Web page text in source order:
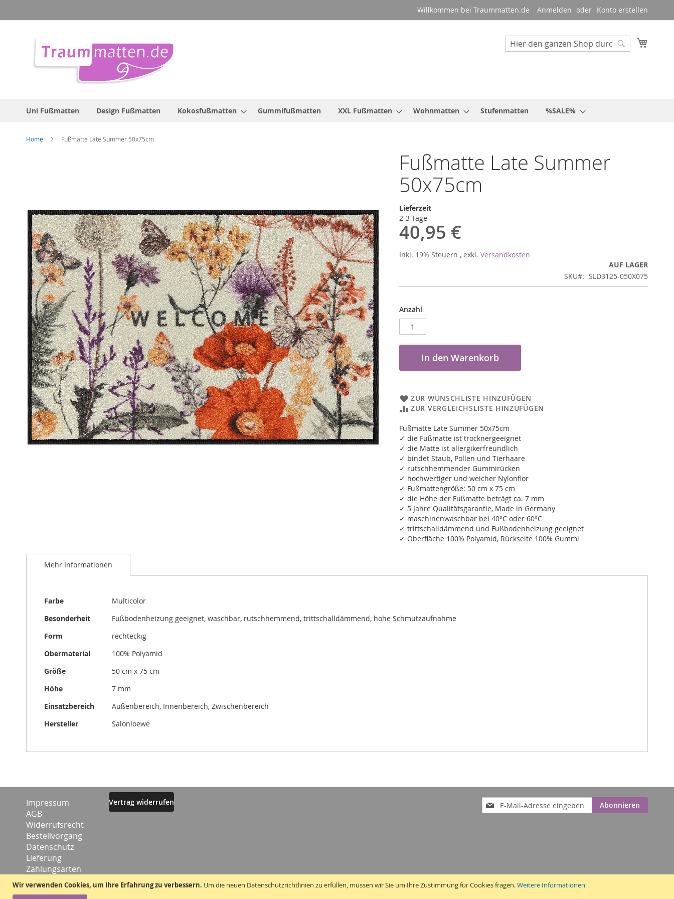
Wir verwenden Cookies, um Ihre Erfahrung zu verbessern. Um die neuen Datenschutzrichtlinien zu erfüllen, müssen wir Sie um Ihre Zustimmung für Cookies fragen.Weitere Informationen
zum
Willkommen bei Traummatten.de Anmelden Konto erstellen
Suche
Uni Fußmatten Design Fußmatten Kokosfußmatten Gummifußmatten XXL Fußmatten Wohnmatten Stufenmatten %SALE%
Home Fußmatte Late Summer 50x75cm
Fußmatte Late Summer
50x75cm
Lieferzeit
2-3 Tage
40,95 €
Inkl. 19% Steuern , exkl. Versandkosten
AUF LAGER
SKU
SLD3125-050X075
Anzahl
In den Warenkorb
ZUR WUNSCHLISTE HINZUFÜGEN
ZUR VERGLEICHSLISTE HINZUFÜGEN
Fußmatte Late Summer 50x75cm
✓ die Fußmatte ist trocknergeeignet
✓ die Matte ist allergikerfreundlich
✓ bindet Staub, Pollen und Tierhaare
✓ rutschhemmender Gummirücken
✓ hochwertiger und weicher Nylonflor
✓ Fußmattengröße: 50 cm x 75 cm
✓ die Höhe der Fußmatte beträgt ca. 7 mm
✓ 5 Jahre Qualitätsgarantie, Made in Germany
✓ maschinenwaschbar bei 40°C oder 60°C
✓ trittschalldämmend und Fußbodenheizung geeignet
✓ Oberfläche 100% Polyamid, Rückseite 100% Gummi
Mehr Informationen
Mehr
Farbe
Multicolor
Besonderheit
Fußbodenheizung geeignet, waschbar, rutschhemmend, trittschalldämmend, hohe Schmutzaufnahme
Form
rechteckig
Obermaterial
100% Polyamid
Größe
50 cm x 75 cm
Höhe
7 mm
Einsatzbereich
Außenbereich, Innenbereich, Zwischenbereich
Hersteller
Salonloewe
Anmeldung
zum
Abonnieren
Impressum
AGB
Widerrufsrecht
Bestellvorgang
Datenschutz
Lieferung
Zahlungsarten
Kontakt
Vertrag widerrufen